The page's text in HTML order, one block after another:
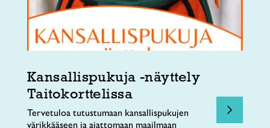
Kansallispukuja -näyttely
Taitokorttelissa
Tervetuloa tutustumaan kansallispukujen
värikkääseen ja ajattomaan maailmaan